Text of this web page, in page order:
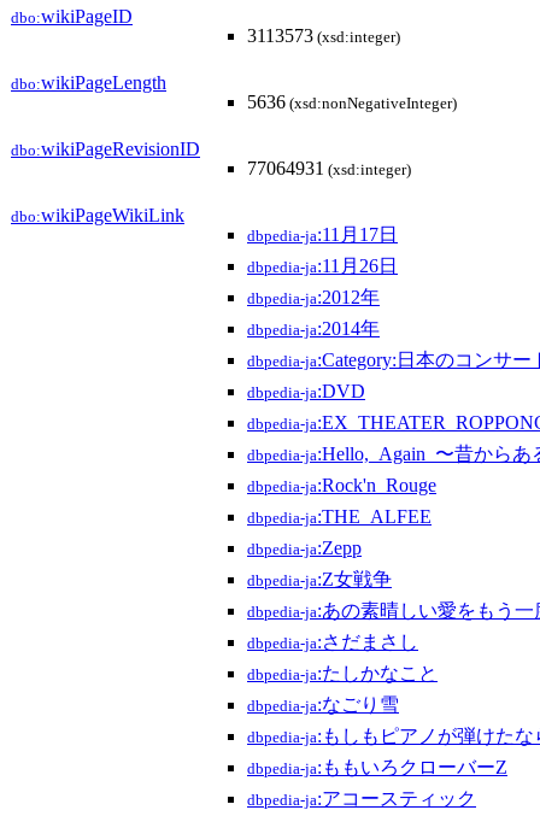
dbo:wikiPageID
3113573 (xsd:integer)
dbo:wikiPageLength
5636 (xsd:nonNegativeInteger)
dbo:wikiPageRevisionID
77064931 (xsd:integer)
dbo:wikiPageWikiLink
dbpedia-ja:11月17日
dbpedia-ja:11月26日
dbpedia-ja:2012年
dbpedia-ja:2014年
dbpedia-ja:Category:日本のコンサー
dbpedia-ja:DVD
dbpedia-ja
dbpedia-ja:Hello,_Again_〜昔からあ
dbpedia-ja:Rock'n_Rouge
dbpedia-ja:THE_ALFEE
dbpedia-ja:Zepp
dbpedia-ja:Z女戦争
dbpedia-ja:あの素晴しい愛をもう一
dbpedia-ja:さだまさし
dbpedia-ja:たしかなこと
dbpedia-ja:なごり雪
dbpedia-ja:もしもピアノが弾けたな
dbpedia-ja:ももいろクローバーZ
dbpedia-ja:アコースティック